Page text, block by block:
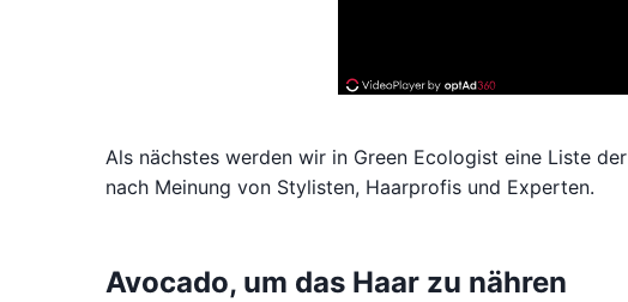
Als nächstes werden wir in Green Ecologist eine Liste der
nach Meinung von Stylisten, Haarprofis und Experten.
Avocado, um das Haar zu nähren